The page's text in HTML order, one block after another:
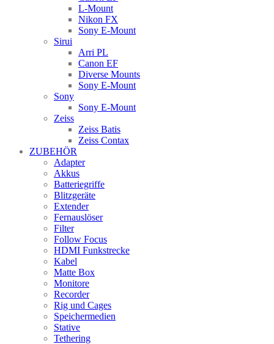
L-Mount
Nikon FX
Sony E-Mount
Sirui
Arri PL
Canon EF
Diverse Mounts
Sony E-Mount
Sony
Sony E-Mount
Zeiss
Zeiss Batis
Zeiss Contax
ZUBEHÖR
Adapter
Akkus
Batteriegriffe
Blitzgeräte
Extender
Fernauslöser
Filter
Follow Focus
HDMI Funkstrecke
Kabel
Matte Box
Monitore
Recorder
Rig und Cages
Speichermedien
Stative
Tethering